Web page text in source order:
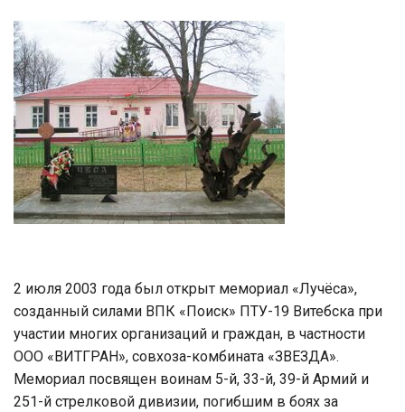
2 июля 2003 года был открыт мемориал «Лучёса»,
созданный силами ВПК «Поиск» ПТУ-19 Витебска при
участии многих организаций и граждан, в частности
ООО «ВИТГРАН», совхоза-комбината «ЗВЕЗДА».
Мемориал посвящен воинам 5-й, 33-й, 39-й Армий и
251-й стрелковой дивизии, погибшим в боях за